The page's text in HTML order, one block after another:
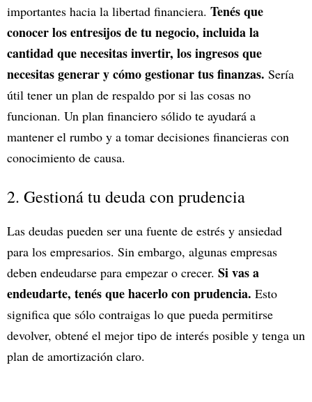
importantes hacia la libertad financiera. Tenés que
conocer los entresijos de tu negocio, incluida la
cantidad que necesitas invertir, los ingresos que
necesitas generar y cómo gestionar tus finanzas. Sería
útil tener un plan de respaldo por si las cosas no
funcionan. Un plan financiero sólido te ayudará a
mantener el rumbo y a tomar decisiones financieras con
conocimiento de causa.
2. Gestioná tu deuda con prudencia
Las deudas pueden ser una fuente de estrés y ansiedad
para los empresarios. Sin embargo, algunas empresas
deben endeudarse para empezar o crecer. Si vas a
endeudarte, tenés que hacerlo con prudencia. Esto
significa que sólo contraigas lo que pueda permitirse
devolver, obtené el mejor tipo de interés posible y tenga un
plan de amortización claro.